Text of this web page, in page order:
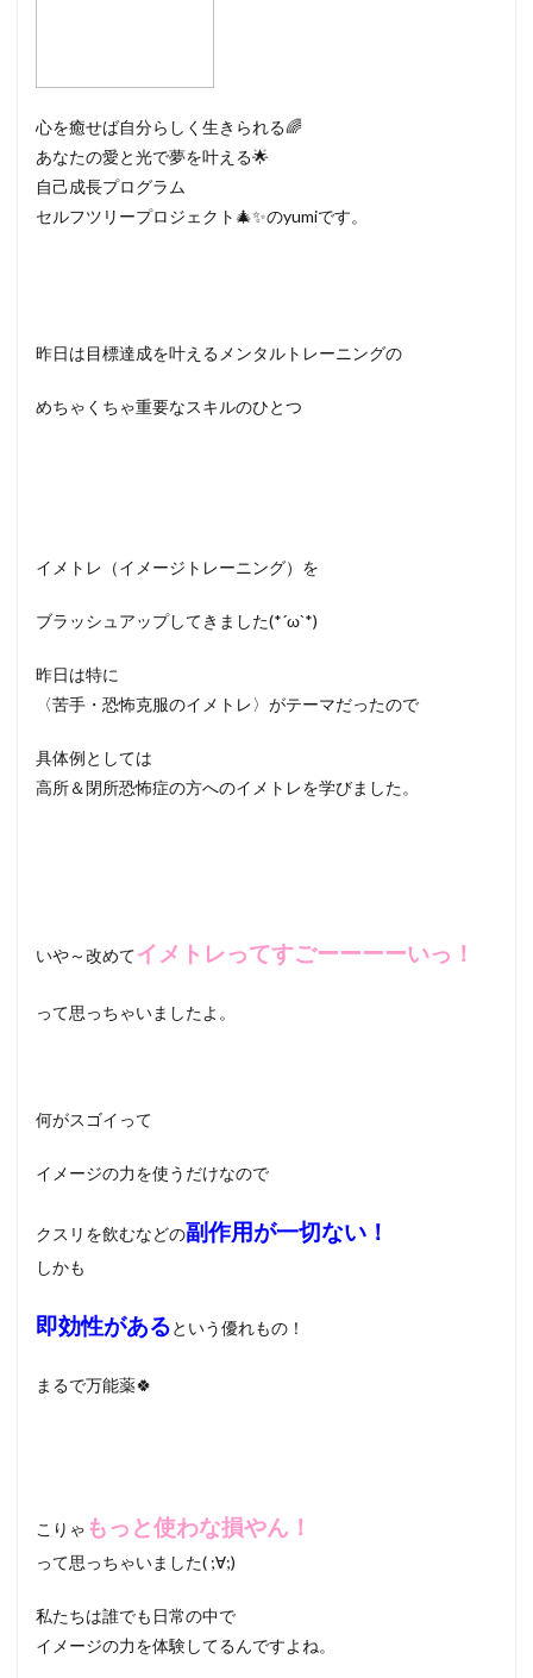
心を癒せば自分らしく生きられる🌈
あなたの愛と光で夢を叶える🌟
自己成長プログラム
セルフツリープロジェクト🎄✨のyumiです。
昨日は目標達成を叶えるメンタルトレーニングの
めちゃくちゃ重要なスキルのひとつ
イメトレ（イメージトレーニング）を
ブラッシュアップしてきました(*´ω`*)
昨日は特に
〈苦手・恐怖克服のイメトレ〉がテーマだったので
具体例としては
高所＆閉所恐怖症の方へのイメトレを学びました。
いや～改めてイメトレってすごーーーーいっ！
って思っちゃいましたよ。
何がスゴイって
イメージの力を使うだけなので
クスリを飲むなどの副作用が一切ない！
しかも
即効性があるという優れもの！
まるで万能薬🍀
こりゃ もっと使わな損やん！
って思っちゃいました( ;∀;)
私たちは誰でも日常の中で
イメージの力を体験してるんですよね。